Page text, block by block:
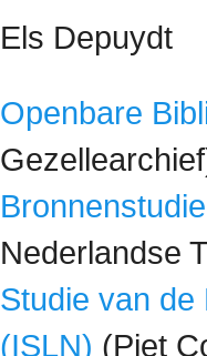
Els Depuydt
Openbare
Bronnenstudie
Nederlandse
Studie van de
(ISLN) (Piet